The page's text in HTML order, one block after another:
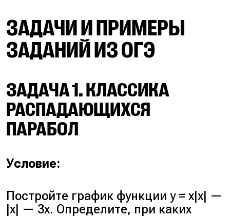
ЗАДАЧИ И ПРИМЕРЫ
ЗАДАНИЙ ИЗ ОГЭ
ЗАДАЧА 1. КЛАССИКА
РАСПАДАЮЩИХСЯ
ПАРАБОЛ
Условие:
Постройте график функции y = x|x| —
|x| — 3x. Определите, при каких